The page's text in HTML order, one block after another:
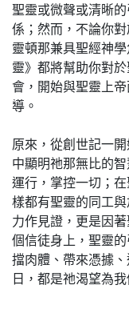
聖靈或微聲或清晰
係；然而，不論你
靈頓那兼具聖經神
靈》都將幫助你對
會，開始與聖靈上
導。
原來，從創世記一
中顯明祂那無比的
運行，掌控一切；
樣都有聖靈的同工
力作見證，更是因
個信徒身上，聖靈
擋肉體、帶來憑據
日，都是祂渴望為我